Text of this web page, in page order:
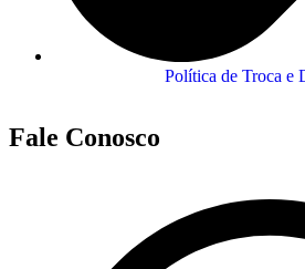
Política de Troca e
Fale Conosco